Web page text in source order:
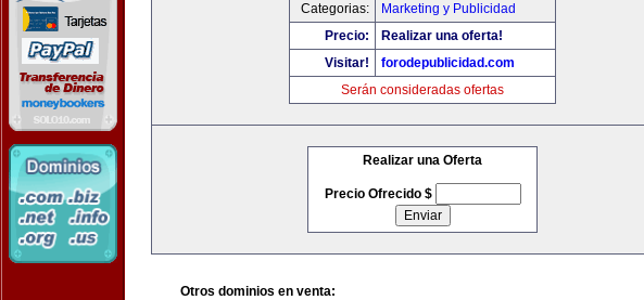
Categorias:
Marketing y Publicidad
Precio:
Realizar una oferta!
Visitar!
forodepublicidad.com
Serán consideradas ofertas
Realizar una Oferta
Precio Ofrecido $
Otros dominios en venta: